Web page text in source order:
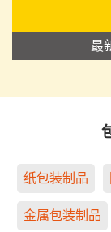
最
纸包装制品
金属包装制品